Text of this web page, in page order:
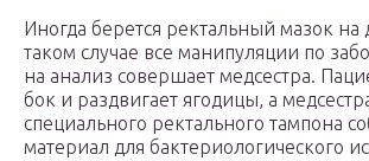
Иногда берется ректальный мазок на
таком случае все манипуляции по
на анализ совершает медсестра.
бок и раздвигает ягодицы, а
специального ректального тампона
материал для бактериологического